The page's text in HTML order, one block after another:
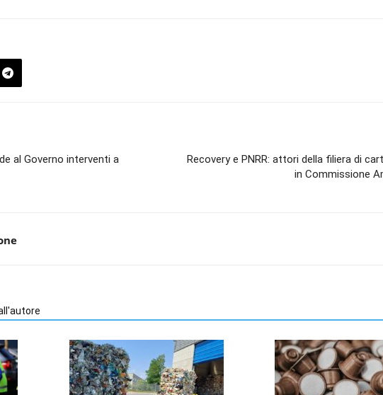
al Governo interventi a
Recovery e PNRR: attori della filiera di
in Commissione